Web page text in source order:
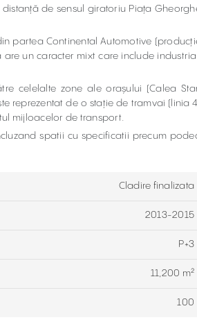
de sensul giratoriu Piața
partea Continental Automotive
are un caracter mixt care include
celelalte zone ale orașului (Calea
reprezentat de o stație de tramvai (linia
mijloacelor de transport.
spatii cu specificatii precum
Cladire finalizata
2013-2015
P+3
11,200 m²
100